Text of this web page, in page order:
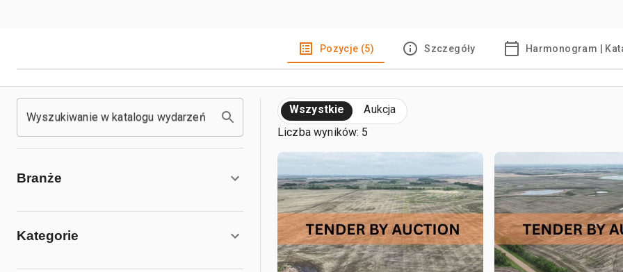
Pozycje (5) Szczegóły Harmonogram |
Wyszukiwanie w katalogu wydarzeń
Branże
Kategorie
Wszystkie
Aukcja
Liczba wyników: 5